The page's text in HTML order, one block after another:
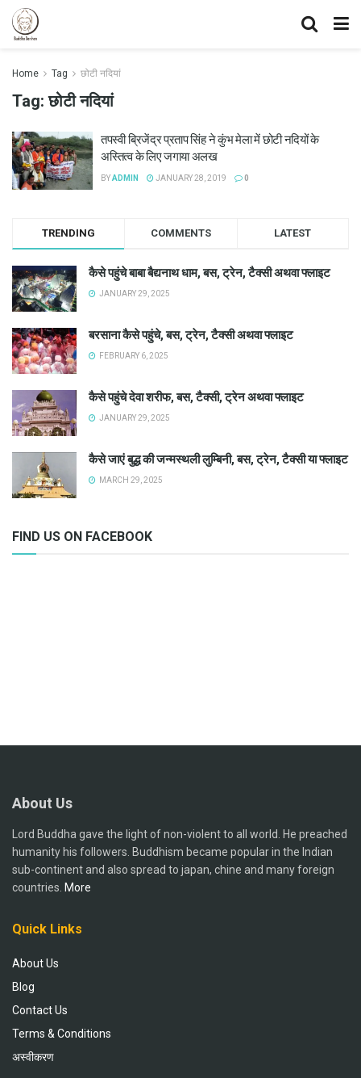
Home Tag छोटी नदियां
Tag:छोटी नदियां
तपस्वी ब्रिजेंद्र प्रताप सिंह ने कुंभ मेला में छोटी नदियों के
अस्तित्व के लिए जगाया अलख
BYADMIN JANUARY 28, 2019 0
TRENDING COMMENTS LATEST
कैसे पहुंचे बाबा बैद्यनाथ धाम, बस, ट्रेन, टैक्सी अथवा फ्लाइट
JANUARY 29, 2025
बरसाना कैसे पहुंचे, बस, ट्रेन, टैक्सी अथवा फ्लाइट
FEBRUARY 6, 2025
कैसे पहुंचे देवा शरीफ, बस, टैक्सी, ट्रेन अथवा फ्लाइट
JANUARY 29, 2025
कैसे जाएं बुद्ध की जन्मस्थली लुम्बिनी, बस, ट्रेन, टैक्सी या फ्लाइट
MARCH 29, 2025
FIND US ON FACEBOOK
About Us
Lord Buddha gave the light of non-violent to all world. He preached
humanity his followers. Buddhism became popular in the Indian
sub-continent and also spread to japan, chine and many foreign
countries. More
Quick Links
About Us
Blog
Contact Us
Terms & Conditions
अस्वीकरण